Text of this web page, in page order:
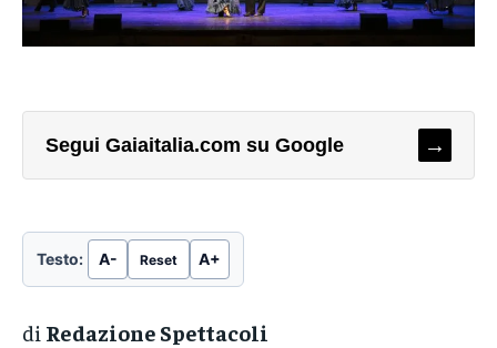
Segui Gaiaitalia.com su Google →
Testo: A- Reset A+
di Redazione Spettacoli